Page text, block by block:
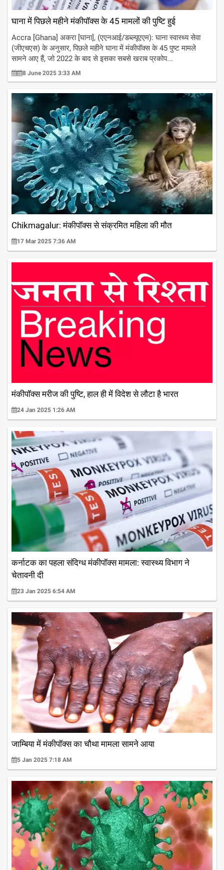
घाना में पिछले महीने मंकीपॉक्स के 45 मामलों की पुष्टि हुई
Accra [Ghana] अकरा [घाना], (एएनआई/डब्ल्यूएएम): घाना स्वास्थ्य सेवा
(जीएचएस) के अनुसार, पिछले महीने घाना में मंकीपॉक्स के 45 पुष्ट मामले
सामने आए हैं, जो 2022 के बाद से इसका सबसे खराब प्रकोप...
8 June 2025 3:33 AM
Chikmagalur: मंकीपॉक्स से संक्रमित महिला की मौत
17 Mar 2025 7:36 AM
मंकीपॉक्स मरीज की पुष्टि, हाल ही में विदेश से लौटा है भारत
24 Jan 2025 1:26 AM
कर्नाटक का पहला संदिग्ध मंकीपॉक्स मामला: स्वास्थ्य विभाग ने
चेतावनी दी
23 Jan 2025 6:54 AM
जाम्बिया में मंकीपॉक्स का चौथा मामला सामने आया
5 Jan 2025 7:18 AM